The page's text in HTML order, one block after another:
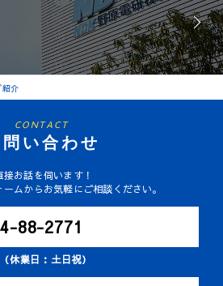
介
CONTACT
問い合わせ
お話を伺います！
ムからお気軽にご相談ください。
88-2771
業日：土日祝）